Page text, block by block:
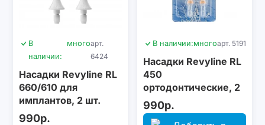
В
наличии:
многоарт.
6424
Насадки Revyline RL
660/610 для
имплантов, 2 шт.
990р.
В наличии:многоарт. 5191
Насадки Revyline RL
450
ортодонтические, 2
шт.
990р.